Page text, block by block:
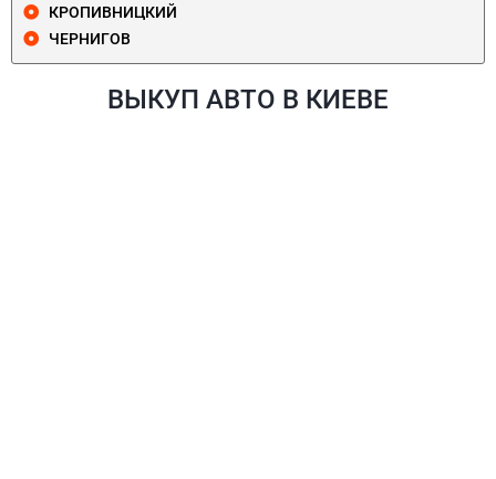
КРОПИВНИЦКИЙ
ЧЕРНИГОВ
ВЫКУП АВТО В КИЕВЕ